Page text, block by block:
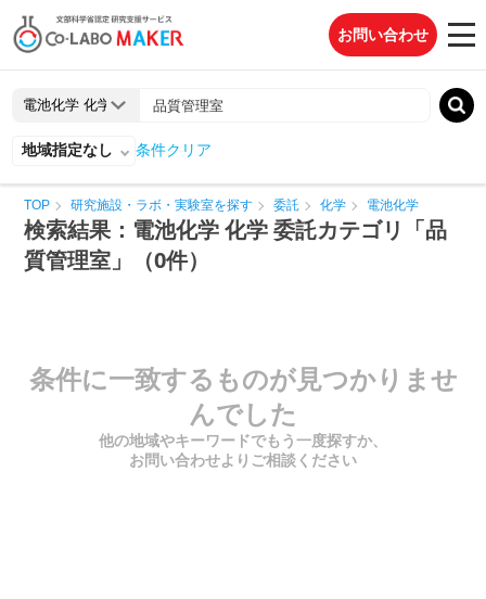
お問い合わせ
地域指定なし 条件クリア
TOP 研究施設・ラボ・実験室を探す 委託 化学 電池化学
検索結果：電池化学 化学 委託カテゴリ「品
質管理室」（0件）
条件に一致するものが見つかりませ
んでした
他の地域やキーワードでもう一度探すか、
お問い合わせよりご相談ください